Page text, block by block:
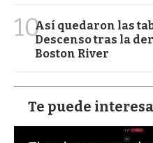
10Así quedaron las
Descenso tras la
Boston River
Te puede